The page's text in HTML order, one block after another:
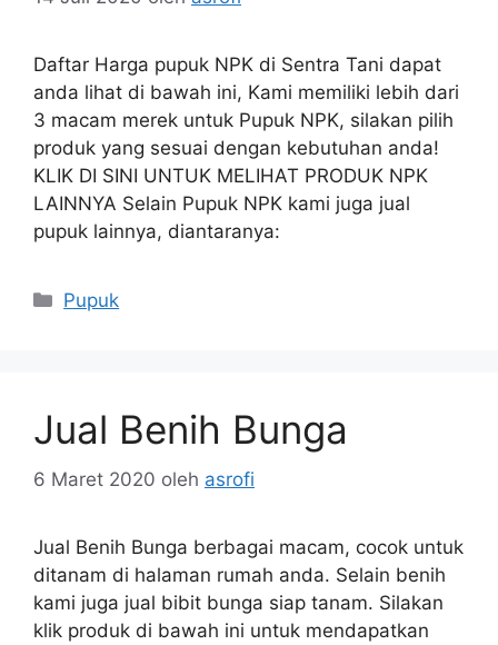
Daftar Harga pupuk NPK di Sentra Tani dapat
anda lihat di bawah ini, Kami memiliki lebih dari
3 macam merek untuk Pupuk NPK, silakan pilih
produk yang sesuai dengan kebutuhan anda!
KLIK DI SINI UNTUK MELIHAT PRODUK NPK
LAINNYA Selain Pupuk NPK kami juga jual
pupuk lainnya, diantaranya:
Kategori
Pupuk
Jual Benih Bunga
6 Maret 2020 oleh asrofi
Jual Benih Bunga berbagai macam, cocok untuk
ditanam di halaman rumah anda. Selain benih
kami juga jual bibit bunga siap tanam. Silakan
klik produk di bawah ini untuk mendapatkan